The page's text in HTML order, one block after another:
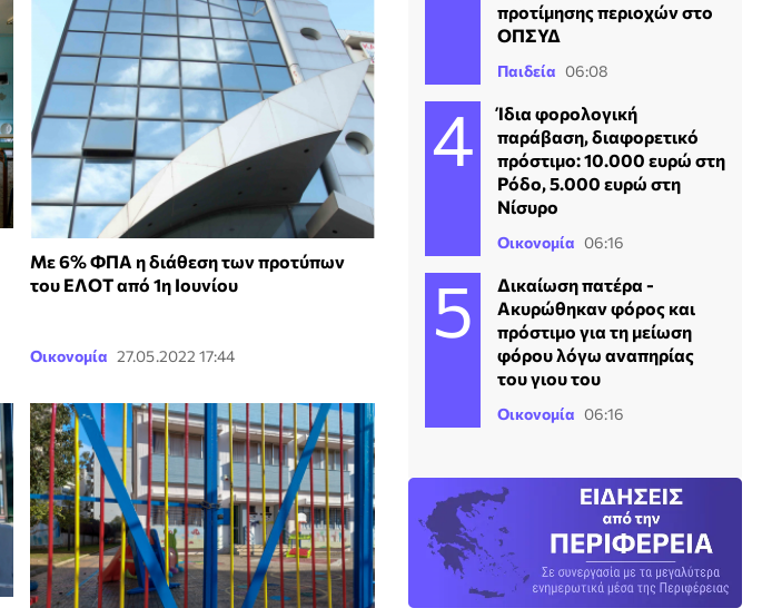
Με 6% ΦΠΑ η διάθεση των προτύπων
του ΕΛΟΤ από 1η Ιουνίου
Οικονομία 27.05.2022 17:44
προτίμησης περιοχών στο
ΟΠΣΥΔ
Παιδεία 06:08
Ίδια φορολογική
παράβαση, διαφορετικό
πρόστιμο: 10.000 ευρώ στη
Ρόδο, 5.000 ευρώ στη
Νίσυρο
Οικονομία 06:16
Δικαίωση πατέρα -
Ακυρώθηκαν φόρος και
πρόστιμο για τη μείωση
φόρου λόγω αναπηρίας
του γιου του
Οικονομία 06:16